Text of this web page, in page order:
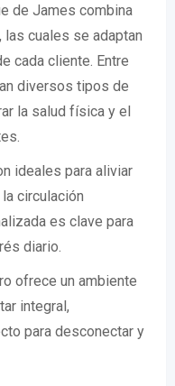
de James combina
las cuales se adaptan
cada cliente. Entre
diversos tipos de
la salud física y el
ideales para aliviar
circulación
es clave para
diario.
ofrece un ambiente
integral,
para desconectar y